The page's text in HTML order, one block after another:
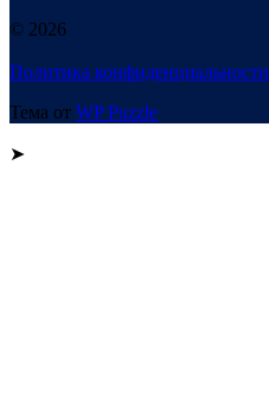
© 2026
Политика конфиденциальности
Тема от WP Puzzle
➤